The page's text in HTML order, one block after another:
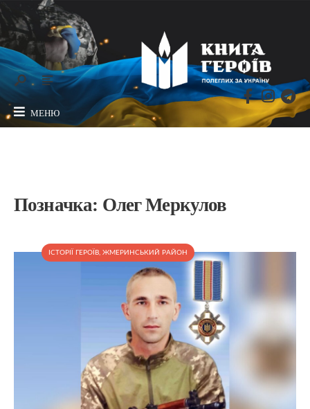
МЕНЮ
Позначка: Олег Меркулов
ІСТОРІЇ ГЕРОЇВ, ЖМЕРИНСЬКИЙ РАЙОН